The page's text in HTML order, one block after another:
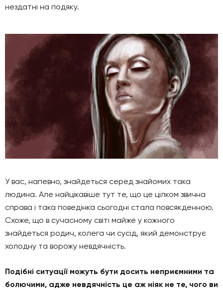
нездатні на подяку.
У вас, напевно, знайдеться серед знайомих така
людина. Але найцікавіше тут те, що це цілком звична
справа і така поведінка сьогодні стала повсякденною.
Схоже, що в сучасному світі майже у кожного
знайдеться родич, колега чи сусід, який демонструє
холодну та ворожу невдячність.
Подібні ситуації можуть бути досить неприємними та
болючими, адже невдячність це аж ніяк не те, чого ви